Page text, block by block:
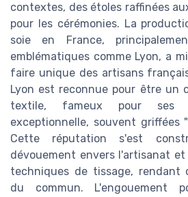
contextes, des étoles raffinées
pour les cérémonies. La
soie en France,
emblématiques comme Lyon, a
faire unique des artisans
Lyon est reconnue pour être un
textile, fameux pour ses
exceptionnelle, souvent griffées
Cette réputation s'est
dévouement envers l'artisanat
techniques de tissage, rendant
du commun. L'engouement